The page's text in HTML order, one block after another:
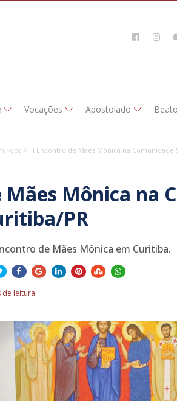
Vocações Apostolado
Foco > II Encontro de Mães Mônica na Comunidade
Mônica na
PR
de Mães Mônica em Curitiba.
de leitura